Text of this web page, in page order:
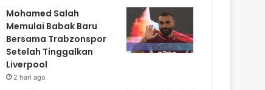
Mohamed Salah
Memulai Babak Baru
Bersama Trabzonspor
Setelah Tinggalkan
Liverpool
2 hari ago